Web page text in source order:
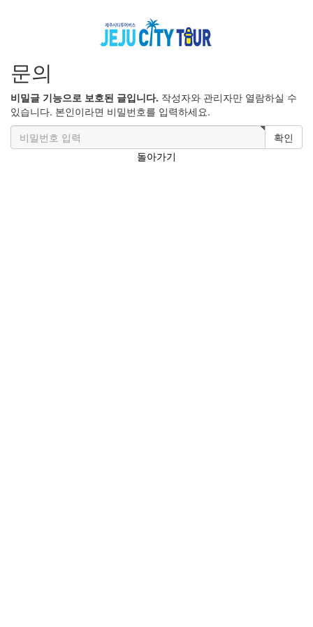
문의
비밀글 기능으로 보호된 글입니다. 작성자와 관리자만 열람하실 수
있습니다. 본인이라면 비밀번호를 입력하세요.
확인
돌아가기